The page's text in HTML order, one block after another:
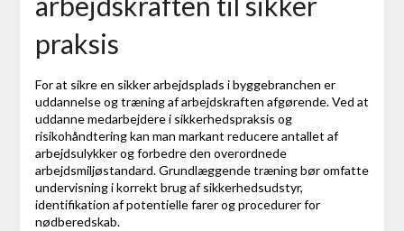
praksis
For at sikre en sikker arbejdsplads i byggebranchen er
uddannelse og træning af arbejdskraften afgørende. Ved at
uddanne medarbejdere i sikkerhedspraksis og
risikohåndtering kan man markant reducere antallet af
arbejdsulykker og forbedre den overordnede
arbejdsmiljøstandard. Grundlæggende træning bør omfatte
undervisning i korrekt brug af sikkerhedsudstyr,
identifikation af potentielle farer og procedurer for
nødberedskab.